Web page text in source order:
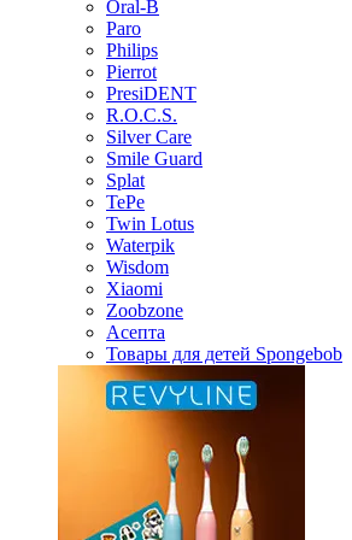
Oral-B
Paro
Philips
Pierrot
PresiDENT
R.O.C.S.
Silver Care
Smile Guard
Splat
TePe
Twin Lotus
Waterpik
Wisdom
Xiaomi
Zoobzone
Асепта
Товары для детей Spongebob